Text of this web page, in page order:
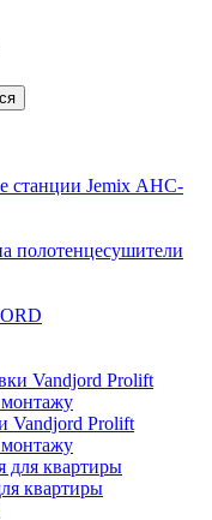
станции Jemix АНС-
полотенцесушители
Vandjord Prolift
квартиры